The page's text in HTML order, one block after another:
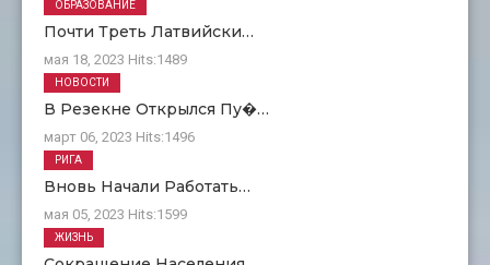
Почти Треть Латвийски…
мая 18, 2023 Hits:1489
ОБРАЗОВАНИЕ
В Резекне Открылся Пу�…
март 06, 2023 Hits:1496
НОВОСТИ
Вновь Начали Работать…
мая 05, 2023 Hits:1599
РИГА
ЖИЗНЬ